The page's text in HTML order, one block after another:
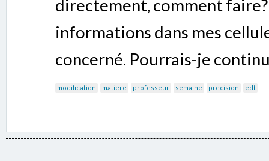
directement, comment
informations dans mes
concerné. Pourrais-je
modification matiere professeur semaine precision edt